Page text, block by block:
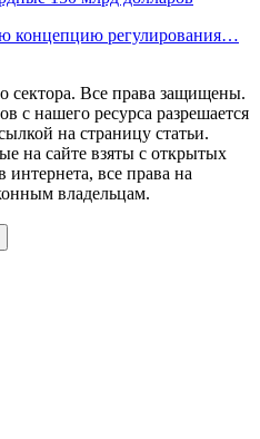
концепцию регулирования…
сектора. Все права защищены.
с нашего ресурса разрешается
на страницу статьи.
на сайте взяты с открытых
интернета, все права на
владельцам.